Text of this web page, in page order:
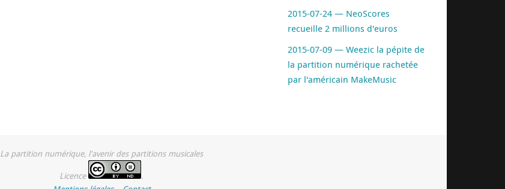
2015-07-24 — NeoScores
recueille 2 millions d'euros
2015-07-09 — Weezic la pépite de
la partition numérique rachetée
par l'américain MakeMusic
La partition numérique, l'avenir des partitions musicales
Licence
.